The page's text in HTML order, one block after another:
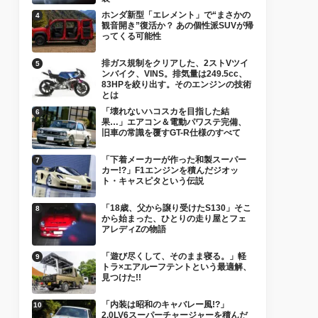
ホンダ新型「エレメント」で“まさかの
観音開き”復活か？ あの個性派SUVが帰
ってくる可能性
排ガス規制をクリアした、2ストVツイ
ンバイク、VINS。排気量は249.5cc、
83HPを絞り出す。そのエンジンの技術
とは
「壊れないハコスカを目指した結
果…」エアコン＆電動パワステ完備、
旧車の常識を覆すGT-R仕様のすべて
「下着メーカーが作った和製スーパー
カー!?」F1エンジンを積んだジオッ
ト・キャスピタという伝説
「18歳、父から譲り受けたS130」そこ
から始まった、ひとりの走り屋とフェ
アレディZの物語
「遊び尽くして、そのまま寝る。」軽
トラ×エアルーフテントという最適解、
見つけた!!
「内装は昭和のキャバレー風!?」
2.0LV6スーパーチャージャーを積んだ